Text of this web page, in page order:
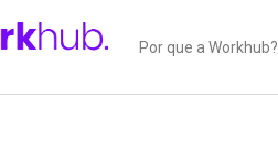
Por que a Workhub?